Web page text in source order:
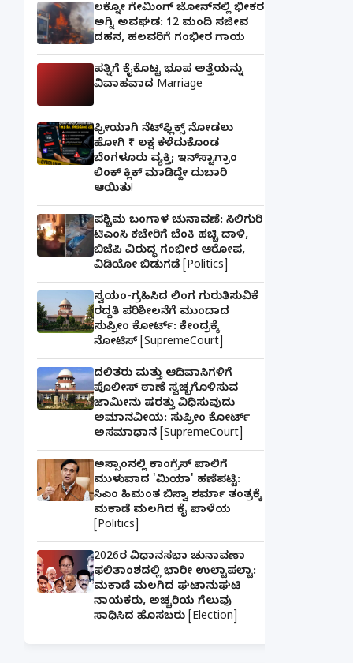
ಲಕ್ನೋ ಗೇಮಿಂಗ್ ಜೋನ್‌ನಲ್ಲಿ ಭೀಕರ
ಅಗ್ನಿ ಅವಘಡ: 12 ಮಂದಿ ಸಜೀವ
ದಹನ, ಹಲವರಿಗೆ ಗಂಭೀರ ಗಾಯ
ಪತ್ನಿಗೆ ಕೈಕೊಟ್ಟ ಭೂಪ ಅತ್ತೆಯನ್ನು
ವಿವಾಹವಾದ Marriage
ಫ್ರೀಯಾಗಿ ನೆಟ್‌ಫ್ಲಿಕ್ಸ್ ನೋಡಲು
ಹೋಗಿ ₹1 ಲಕ್ಷ ಕಳೆದುಕೊಂಡ
ಬೆಂಗಳೂರು ವ್ಯಕ್ತಿ; ಇನ್‌ಸ್ಟಾಗ್ರಾಂ
ಲಿಂಕ್ ಕ್ಲಿಕ್ ಮಾಡಿದ್ದೇ ದುಬಾರಿ
ಆಯಿತು!
ಪಶ್ಚಿಮ ಬಂಗಾಳ ಚುನಾವಣೆ: ಸಿಲಿಗುರಿ
ಟಿಎಂಸಿ ಕಚೇರಿಗೆ ಬೆಂಕಿ ಹಚ್ಚಿ ದಾಳಿ,
ಬಿಜೆಪಿ ವಿರುದ್ಧ ಗಂಭೀರ ಆರೋಪ,
ವಿಡಿಯೋ ಬಿಡುಗಡೆ [Politics]
ಸ್ವಯಂ-ಗ್ರಹಿಸಿದ ಲಿಂಗ ಗುರುತಿಸುವಿಕೆ
ರದ್ದತಿ ಪರಿಶೀಲನೆಗೆ ಮುಂದಾದ
ಸುಪ್ರೀಂ ಕೋರ್ಟ್: ಕೇಂದ್ರಕ್ಕೆ
ನೋಟಿಸ್ [SupremeCourt]
ದಲಿತರು ಮತ್ತು ಆದಿವಾಸಿಗಳಿಗೆ
ಪೊಲೀಸ್ ಠಾಣೆ ಸ್ವಚ್ಛಗೊಳಿಸುವ
ಜಾಮೀನು ಷರತ್ತು ವಿಧಿಸುವುದು
ಅಮಾನವೀಯ: ಸುಪ್ರೀಂ ಕೋರ್ಟ್
ಅಸಮಾಧಾನ [SupremeCourt]
ಅಸ್ಸಾಂನಲ್ಲಿ ಕಾಂಗ್ರೆಸ್ ಪಾಲಿಗೆ
ಮುಳುವಾದ 'ಮಿಯಾ' ಹಣೆಪಟ್ಟಿ:
ಸಿಎಂ ಹಿಮಂತ ಬಿಸ್ವಾ ಶರ್ಮಾ ತಂತ್ರಕ್ಕೆ
ಮಕಾಡೆ ಮಲಗಿದ ಕೈ ಪಾಳೆಯ
[Politics]
2026ರ ವಿಧಾನಸಭಾ ಚುನಾವಣಾ
ಫಲಿತಾಂಶದಲ್ಲಿ ಭಾರೀ ಉಲ್ಟಾಪಲ್ಟಾ:
ಮಕಾಡೆ ಮಲಗಿದ ಘಟಾನುಘಟಿ
ನಾಯಕರು, ಅಚ್ಚರಿಯ ಗೆಲುವು
ಸಾಧಿಸಿದ ಹೊಸಬರು [Election]